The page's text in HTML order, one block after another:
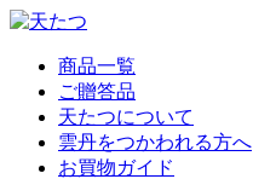
商品一覧
ご贈答品
天たつについて
雲丹をつかわれる方へ
お買物ガイド